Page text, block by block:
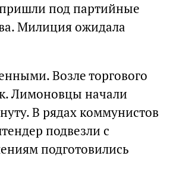
под партийные
Милиция ожидала
Возле торгового
Лимоновцы начали
В рядах коммунистов
подвезли с
подготовились